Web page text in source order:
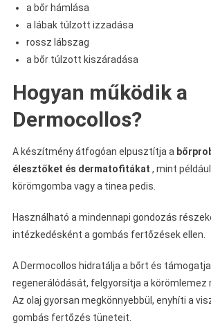
a bőr hámlása
a lábak túlzott izzadása
rossz lábszag
a bőr túlzott kiszáradása
Hogyan működik a
Dermocollos?
A készítmény átfogóan elpusztítja a
élesztőket és dermatofitákat , mint
körömgomba vagy a tinea pedis.
Használható a mindennapi gondozás
intézkedésként a gombás fertőzések ellen.
A Dermocollos hidratálja a bőrt és
regenerálódását, felgyorsítja a körömlemez
Az olaj gyorsan megkönnyebbül, enyhíti a
gombás fertőzés tüneteit.